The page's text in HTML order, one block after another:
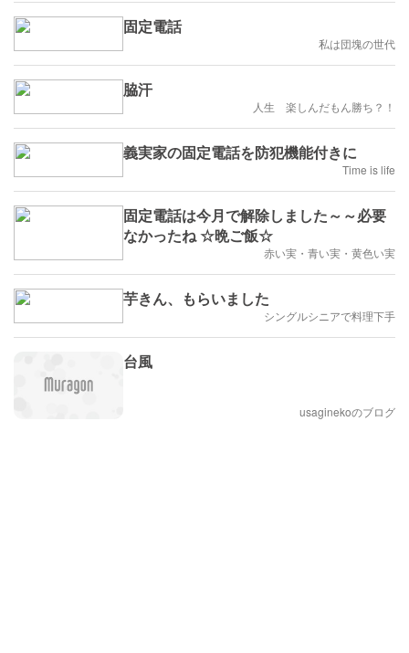
固定電話
私は団塊の世代
脇汗
人生 楽しんだもん勝ち？！
義実家の固定電話を防犯機能付きに
Time is life
固定電話は今月で解除しました～～必要
なかったね ☆晩ご飯☆
赤い実・青い実・黄色い実
芋きん、もらいました
シングルシニアで料理下手
台風
usaginekoのブログ